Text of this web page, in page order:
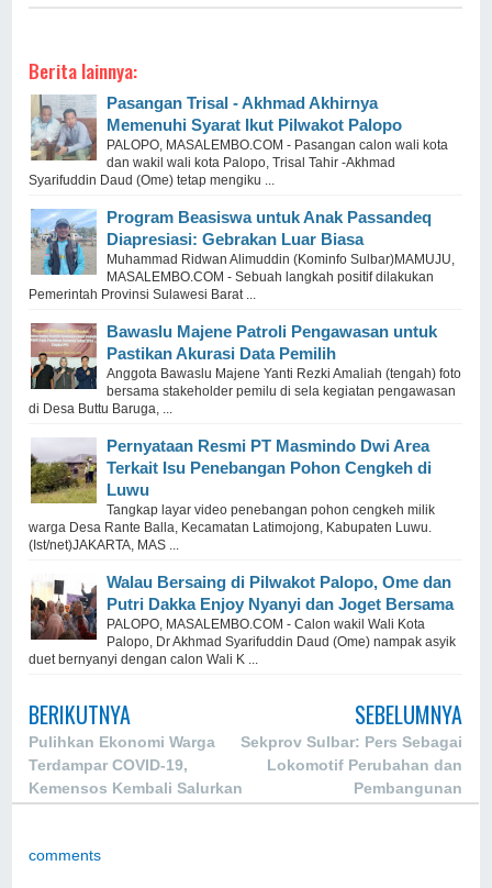
Berita lainnya:
Pasangan Trisal - Akhmad Akhirnya
Memenuhi Syarat Ikut Pilwakot Palopo
PALOPO, MASALEMBO.COM - Pasangan calon wali kota
dan wakil wali kota Palopo, Trisal Tahir -Akhmad
Syarifuddin Daud (Ome) tetap mengiku ...
Program Beasiswa untuk Anak Passandeq
Diapresiasi: Gebrakan Luar Biasa
Muhammad Ridwan Alimuddin (Kominfo Sulbar)MAMUJU,
MASALEMBO.COM - Sebuah langkah positif dilakukan
Pemerintah Provinsi Sulawesi Barat ...
Bawaslu Majene Patroli Pengawasan untuk
Pastikan Akurasi Data Pemilih
Anggota Bawaslu Majene Yanti Rezki Amaliah (tengah) foto
bersama stakeholder pemilu di sela kegiatan pengawasan
di Desa Buttu Baruga, ...
Pernyataan Resmi PT Masmindo Dwi Area
Terkait Isu Penebangan Pohon Cengkeh di
Luwu
Tangkap layar video penebangan pohon cengkeh milik
warga Desa Rante Balla, Kecamatan Latimojong, Kabupaten Luwu.
(Ist/net)JAKARTA, MAS ...
Walau Bersaing di Pilwakot Palopo, Ome dan
Putri Dakka Enjoy Nyanyi dan Joget Bersama
PALOPO, MASALEMBO.COM - Calon wakil Wali Kota
Palopo, Dr Akhmad Syarifuddin Daud (Ome) nampak asyik
duet bernyanyi dengan calon Wali K ...
BERIKUTNYA
Pulihkan Ekonomi Warga
Terdampar COVID-19,
Kemensos Kembali Salurkan
SEBELUMNYA
Sekprov Sulbar: Pers Sebagai
Lokomotif Perubahan dan
Pembangunan
comments